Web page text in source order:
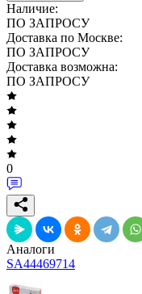
Наличие:
ПО ЗАПРОСУ
Доставка по Москве:
ПО ЗАПРОСУ
Доставка возможна:
ПО ЗАПРОСУ
0
Аналоги
SA44469714